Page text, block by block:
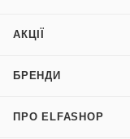
АКЦІЇ
БРЕНДИ
ПРО ELFASHOP